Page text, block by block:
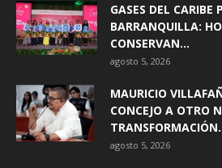
GASES DEL CARIBE
BARRANQUILLA:
CONSERVAN...
agosto 5, 2026
MAURICIO
CONCEJO A OTRO
agosto 5, 2026